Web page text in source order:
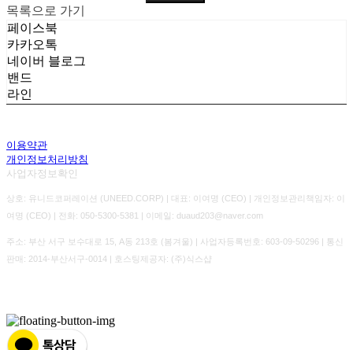
목록으로 가기
페이스북
카카오톡
네이버 블로그
밴드
라인
이용약관
개인정보처리방침
사업자정보확인
상호: 유니드코퍼레이션 (UNEED.CORP) | 대표: 이여명 (CEO) | 개인정보관리책임자: 이
여명 (CEO) | 전화: 050-5300-5381 | 이메일: duaud203@naver.com
주소: 부산 서구 보수대로 15, A동 213호 (봄겨울) | 사업자등록번호: 603-09-50296 | 통신
판매: 2014-부산서구-0014 | 호스팅제공자: (주)식스샵